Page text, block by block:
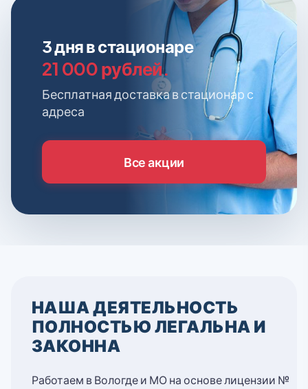
3 дня в стационаре
21 000 рублей.
Бесплатная доставка в стационар с
адреса
Все акции
НАША ДЕЯТЕЛЬНОСТЬ
ПОЛНОСТЬЮ ЛЕГАЛЬНА И
ЗАКОННА
Работаем в Вологде и МО на основе лицензии №